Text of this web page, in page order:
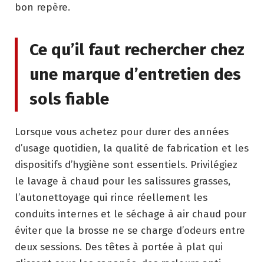
bon repère.
Ce qu’il faut rechercher chez
une marque d’entretien des
sols fiable
Lorsque vous achetez pour durer des années
d’usage quotidien, la qualité de fabrication et les
dispositifs d’hygiène sont essentiels. Privilégiez
le lavage à chaud pour les salissures grasses,
l’autonettoyage qui rince réellement les
conduits internes et le séchage à air chaud pour
éviter que la brosse ne se charge d’odeurs entre
deux sessions. Des têtes à portée à plat qui